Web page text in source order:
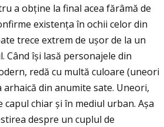
a obţine la final acea fărâmă de
existenţa în ochii celor din
trece extrem de ușor de la un
Când își lasă personajele din
redă cu multă culoare (uneori
din anumite sate. Uneori,
capul chiar și în mediul urban. Așa
despre un cuplul de